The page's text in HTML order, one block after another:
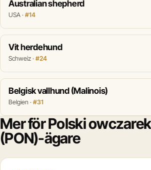
Australian shepherd
USA · #14
Vit herdehund
Schweiz · #24
Belgisk vallhund (Malinois)
Belgien · #31
Mer för Polski
(PON)-ägare